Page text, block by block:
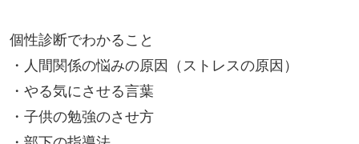
個性診断でわかること
・人間関係の悩みの原因（ストレスの原因）
・やる気にさせる言葉
・子供の勉強のさせ方